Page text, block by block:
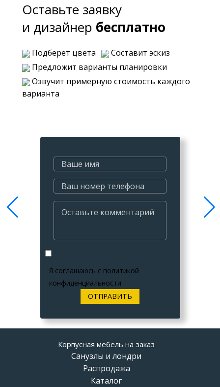
Оставьте заявку
и дизайнер бесплатно
Подберет цвета
Составит эскиз
Предложит варианты планировки
Озвучит примерную стоимость каждого
варианта
Я соглашаюсь с политикой
конфиденциальности
Корпусная мебель на заказ
Санузлы и лондри
Распродажа
Каталог